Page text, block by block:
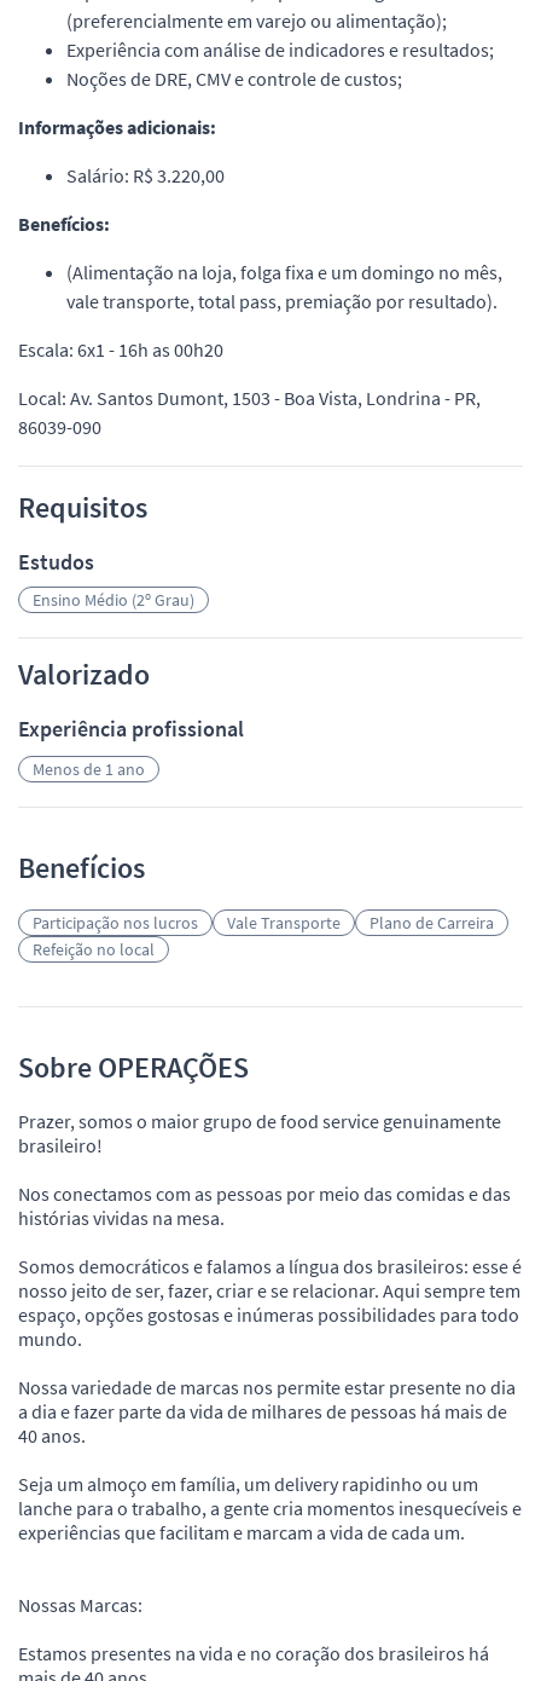
(preferencialmente em varejo ou alimentação);
Experiência com análise de indicadores e resultados;
Noções de DRE, CMV e controle de custos;
Informações adicionais:
Salário: R$ 3.220,00
Benefícios:
(Alimentação na loja, folga fixa e um domingo no mês,
vale transporte, total pass, premiação por resultado).
Escala: 6x1 - 16h as 00h20
Local: Av. Santos Dumont, 1503 - Boa Vista, Londrina - PR,
86039-090
Requisitos
Estudos
Ensino Médio (2º Grau)
Valorizado
Experiência profissional
Menos de 1 ano
Benefícios
Participação nos lucros Vale Transporte
Plano de Carreira
Refeição no local
Sobre OPERAÇÕES
Prazer, somos o maior grupo de food service genuinamente
brasileiro!
Nos conectamos com as pessoas por meio das comidas e das
histórias vividas na mesa.
Somos democráticos e falamos a língua dos brasileiros: esse é
nosso jeito de ser, fazer, criar e se relacionar. Aqui sempre tem
espaço, opções gostosas e inúmeras possibilidades para todo
mundo.
Nossa variedade de marcas nos permite estar presente no dia
a dia e fazer parte da vida de milhares de pessoas há mais de
40 anos.
Seja um almoço em família, um delivery rapidinho ou um
lanche para o trabalho, a gente cria momentos inesquecíveis e
experiências que facilitam e marcam a vida de cada um.
Nossas Marcas:
Estamos presentes na vida e no coração dos brasileiros há